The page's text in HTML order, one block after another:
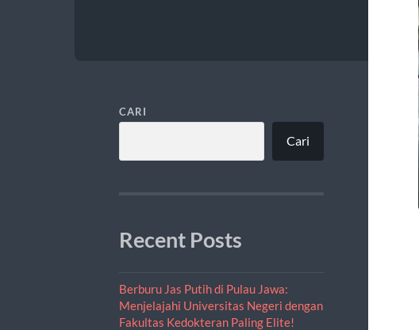
CARI
Cari
Recent Posts
Berburu Jas Putih di Pulau Jawa:
Menjelajahi Universitas Negeri dengan
Fakultas Kedokteran Paling Elite!